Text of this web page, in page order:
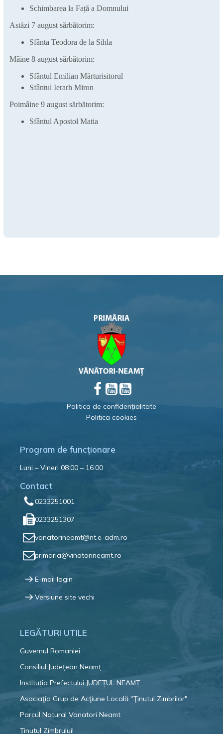
Politica de confidențialitate
Politica cookies
Program de funcționare
Luni – Vineri 08:00 – 16:00
Contact
0233251001
0233251307
vanatorineamt@nt.e-adm.ro
primaria@vinatorineamt.ro
E-mail login
Versiune site vechi
LEGĂTURI UTILE
Guvernul Romaniei
Consiliul Județean Neamț
Instituția Prefectului JUDEȚUL NEAMȚ
Asociaţia Grup de Acţiune Locală "Ţinutul Zimbrilor"
Parcul Natural Vanatori Neamt
Ținutul Zimbrului!